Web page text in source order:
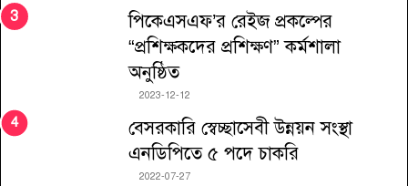
পিকেএসএফ’র রেইজ প্রকল্পের
“প্রশিক্ষকদের প্রশিক্ষণ” কর্মশালা
অনুষ্ঠিত
2023-12-12
বেসরকারি স্বেচ্ছাসেবী উন্নয়ন সংস্থা
এনডিপিতে ৫ পদে চাকরি
2022-07-27